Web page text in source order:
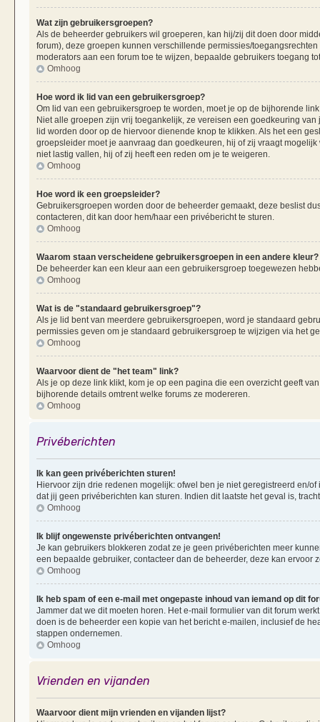
Wat zijn gebruikersgroepen?
Als de beheerder gebruikers wil groeperen, kan hij/zij dit doen door
forum), deze groepen kunnen verschillende permissies/
moderators aan een forum toe te wijzen, bepaalde gebruikers toegang
Omhoog
Hoe word ik lid van een gebruikersgroep?
Om lid van een gebruikersgroep te worden, moet je op de bijhorende
Niet alle groepen zijn vrij toegankelijk, ze vereisen een goedkeuring
lid worden door op de hiervoor dienende knop te klikken. Als het een
groepsleider moet je aanvraag dan goedkeuren, hij of zij vraagt
niet lastig vallen, hij of zij heeft een reden om je te weigeren.
Omhoog
Hoe word ik een groepsleider?
Gebruikersgroepen worden door de beheerder gemaakt, deze beslist
contacteren, dit kan door hem/haar een privébericht te sturen.
Omhoog
Waarom staan verscheidene gebruikersgroepen in een andere kleur?
De beheerder kan een kleur aan een gebruikersgroep toegewezen
Omhoog
Wat is de "standaard gebruikersgroep"?
Als je lid bent van meerdere gebruikersgroepen, word je standaard
permissies geven om je standaard gebruikersgroep te wijzigen via het
Omhoog
Waarvoor dient de "het team" link?
Als je op deze link klikt, kom je op een pagina die een overzicht geeft
bijhorende details omtrent welke forums ze modereren.
Omhoog
Privéberichten
Ik kan geen privéberichten sturen!
Hiervoor zijn drie redenen mogelijk: ofwel ben je niet geregistreerd en/
dat jij geen privéberichten kan sturen. Indien dit laatste het geval is,
Omhoog
Ik blijf ongewenste privéberichten ontvangen!
Je kan gebruikers blokkeren zodat ze je geen privéberichten meer
een bepaalde gebruiker, contacteer dan de beheerder, deze kan ervoor
Omhoog
Ik heb spam of een e-mail met ongepaste inhoud van iemand op dit
Jammer dat we dit moeten horen. Het e-mail formulier van dit forum
doen is de beheerder een kopie van het bericht e-mailen, inclusief de
stappen ondernemen.
Omhoog
Vrienden en vijanden
Waarvoor dient mijn vrienden en vijanden lijst?